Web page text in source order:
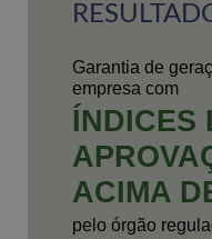
Garantia de
empresa com
ÍNDICES
ACIMA
pelo órgão